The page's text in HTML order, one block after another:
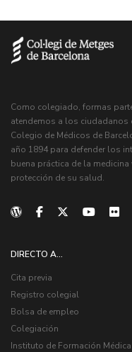
Como colegiado, formas
atendemos a los ciudadanos
Colegio de Médicos de
año 1894 para defender los
buena práctica de la
protección de su salud.
DIRECTO A...
Cita previa
Registro colegial
Bolsa de empleo
Colegiación
Instituto de Formación